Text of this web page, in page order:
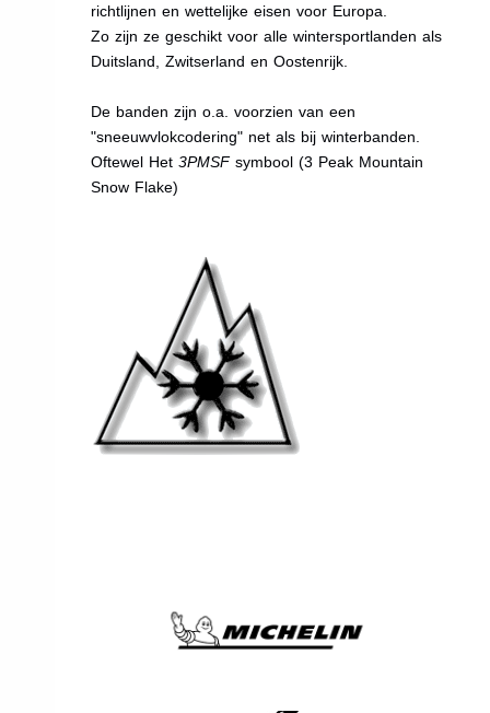
richtlijnen en wettelijke eisen voor Europa.
Zo zijn ze geschikt voor alle wintersportlanden als
Duitsland, Zwitserland en Oostenrijk.
De banden zijn o.a. voorzien van een
"sneeuwvlokcodering" net als bij winterbanden.
Oftewel Het3PMSFsymbool (3 Peak Mountain
Snow Flake)